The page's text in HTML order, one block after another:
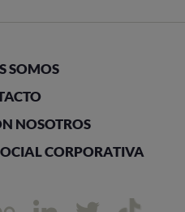
SOMOS
NOSOTROS
CORPORATIVA